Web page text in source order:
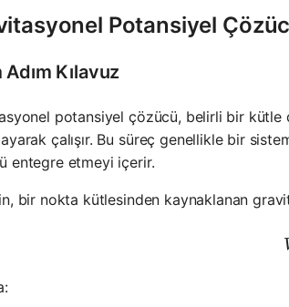
Potansiyel
Adım Kılavuz
potansiyel çözücü, belirli bir kütle
çalışır. Bu süreç genellikle bir
entegre etmeyi içerir.
bir nokta kütlesinden kaynaklanan